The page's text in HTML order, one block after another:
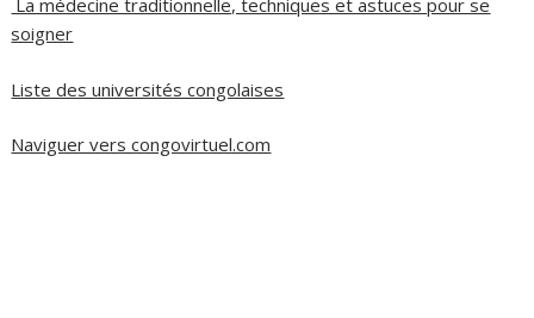
La médecine traditionnelle, techniques et astuces pour se
soigner
Liste des universités congolaises
Naviguer vers congovirtuel.com